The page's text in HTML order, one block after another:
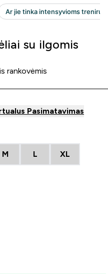
su ilgomis
rankovėmis
Pasimatavimas
M L XL